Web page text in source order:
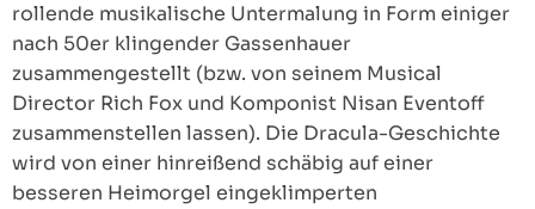
rollende musikalische Untermalung in Form einiger
nach 50er klingender Gassenhauer
zusammengestellt (bzw. von seinem Musical
Director Rich Fox und Komponist Nisan Eventoff
zusammenstellen lassen). Die Dracula-Geschichte
wird von einer hinreißend schäbig auf einer
besseren Heimorgel eingeklimperten